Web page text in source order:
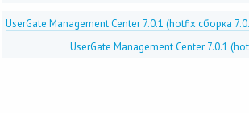
UserGate Management Center 7.0.1 (hotfix сборка
UserGate Management Center 7.0.1